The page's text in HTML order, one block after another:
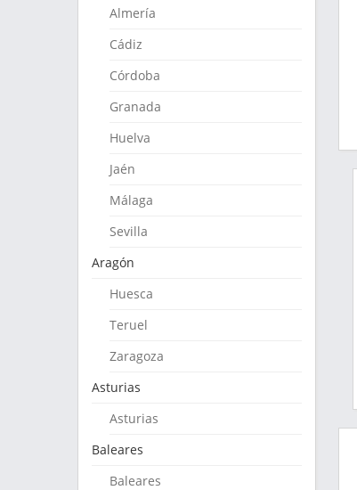
Almería
Cádiz
Córdoba
Granada
Huelva
Jaén
Málaga
Sevilla
Aragón
Huesca
Teruel
Zaragoza
Asturias
Asturias
Baleares
Baleares